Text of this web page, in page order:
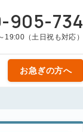
905-734
19:00（土日祝も対応）
お急ぎの方へ